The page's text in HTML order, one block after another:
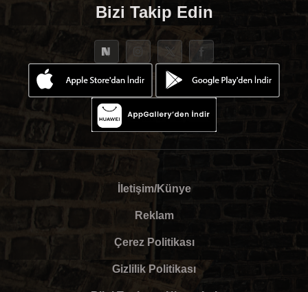
Bizi Takip Edin
İletişim/Künye
Reklam
Çerez Politikası
Gizlilik Politikası